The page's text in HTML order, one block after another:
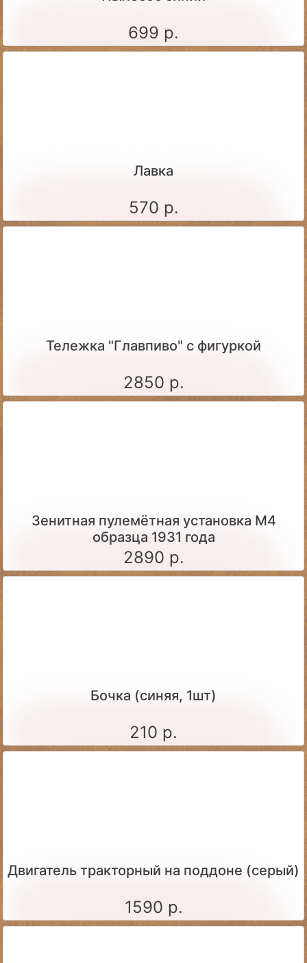
699 р.
Лавка
570 р.
Тележка "Главпиво" с фигуркой
2850 р.
Зенитная пулемётная установка М4
образца 1931 года
2890 р.
Бочка (синяя, 1шт)
210 р.
Двигатель тракторный на поддоне (серый)
1590 р.